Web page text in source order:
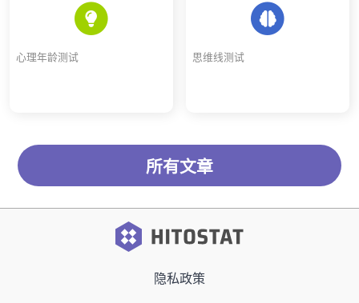
心理年龄测试 思维线测试
所有文章
隐私政策